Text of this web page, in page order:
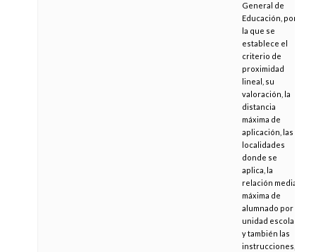
General de
Educación, por
la que se
establece el
criterio de
proximidad
lineal, su
valoración, la
distancia
máxima de
aplicación, las
localidades
donde se
aplica, la
relación media
máxima de
alumnado por
unidad escolar
y también las
instrucciones,